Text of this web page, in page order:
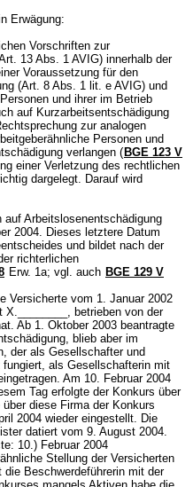
Erwägung:
Vorschriften zur
13 Abs. 1 AVIG) innerhalb der
Voraussetzung für den
(Art. 8 Abs. 1 lit. e AVIG) und
und ihrer im Betrieb
auf Kurzarbeitsentschädigung
zur analogen
Personen und
verlangen ( BGE 123 V
einer Verletzung des rechtlichen
dargelegt. Darauf wird
Arbeitslosenentschädigung
2004. Dieses letztere Datum
und bildet nach der
richterlichen
Erw. 1a; vgl. auch BGE 129 V
Versicherte vom 1. Januar 2002
X.________, betrieben von der
Ab 1. Oktober 2003 beantragte
blieb aber im
der als Gesellschafter und
als Gesellschafterin mit
Am 10. Februar 2004
Tag erfolgte der Konkurs über
diese Firma der Konkurs
2004 wieder eingestellt. Die
datiert vom 9. August 2004.
10.) Februar 2004
Stellung der Versicherten
Beschwerdeführerin mit der